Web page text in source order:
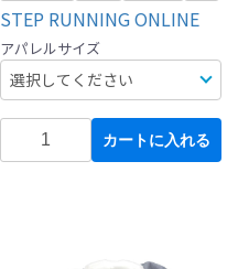
STEP RUNNING ONLINE
アパレルサイズ
カートに入れる